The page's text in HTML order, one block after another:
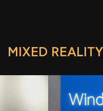
MIXED REALITY